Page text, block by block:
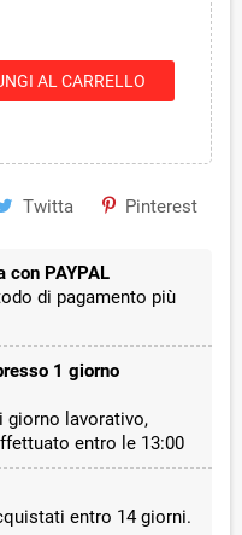
AL CARRELLO
Twitta Pinterest
PAYPAL
di pagamento più
1 giorno
giorno lavorativo,
entro le 13:00
entro 14 giorni.